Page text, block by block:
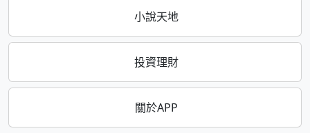
小說天地
投資理財
關於APP